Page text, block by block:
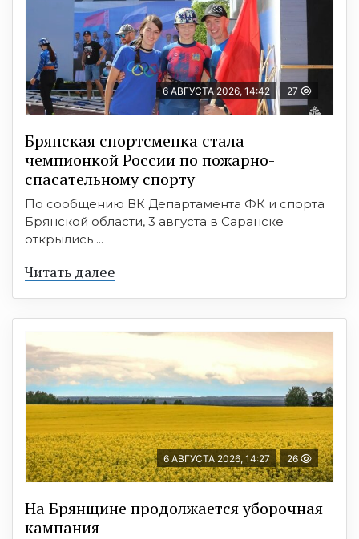
6 АВГУСТА 2026, 14:42 27
Брянская спортсменка стала
чемпионкой России по пожарно-
спасательному спорту
По сообщению ВК Департамента ФК и спорта
Брянской области, 3 августа в Саранске
открылись ...
Читать далее
6 АВГУСТА 2026, 14:27 26
На Брянщине продолжается уборочная
кампания